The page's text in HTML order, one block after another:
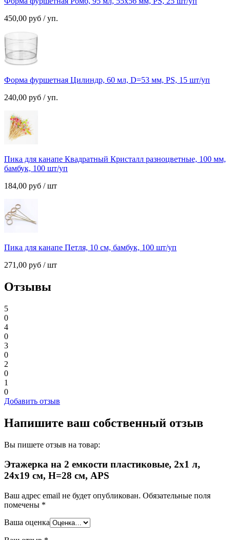
450,00 руб / уп.
Форма фуршетная Цилиндр, 60 мл, D=53 мм, PS, 15 шт/уп
240,00 руб / уп.
Пика для канапе Квадратный Кристалл разноцветные, 100 мм,
бамбук, 100 шт/уп
184,00 руб / шт
Пика для канапе Петля, 10 см, бамбук, 100 шт/уп
271,00 руб / шт
Отзывы
5
0
4
0
3
0
2
0
1
0
Добавить отзыв
Напишите ваш собственный отзыв
Вы пишете отзыв на товар:
Этажерка на 2 емкости пластиковые, 2х1 л,
24х19 см, H=28 см, APS
Ваш адрес email не будет опубликован. Обязательные поля
помечены *
Ваша оценка